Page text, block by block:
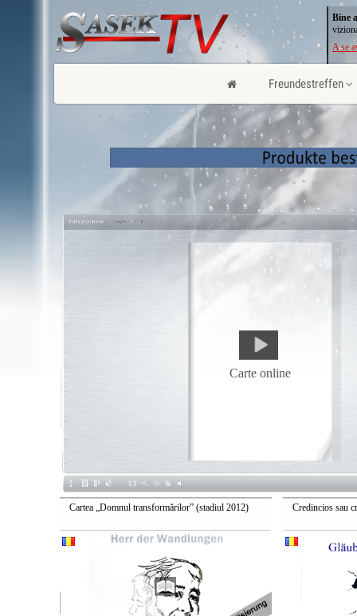
Freundestreffen
Bine
A se
Carte online
Cartea „Domnul transformărilor” (stadiul 2012) Credincios sau